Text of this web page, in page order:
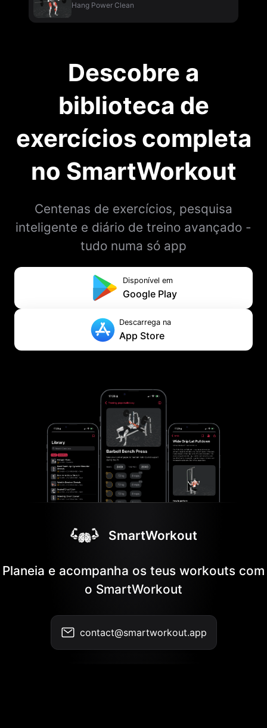
Hang Power Clean
Descobre a
biblioteca de
exercícios completa
no SmartWorkout
Centenas de exercícios, pesquisa
inteligente e diário de treino avançado -
tudo numa só app
Disponível em
Google Play
Descarrega na
App Store
SmartWorkout
Planeia e acompanha os teus workouts com
o SmartWorkout
contact@smartworkout.app